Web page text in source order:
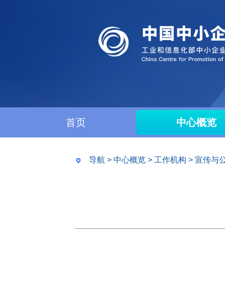
首页 中心概览
导航 > 中心概览 > 工作机构 > 宣传与